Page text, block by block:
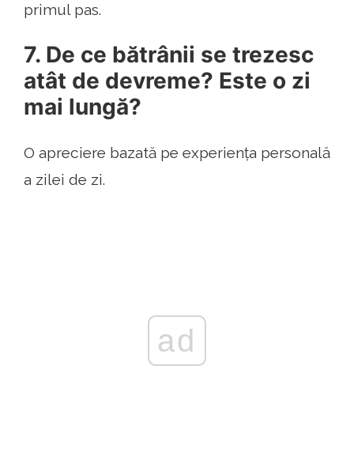
primul pas.
7. De ce bătrânii se trezesc
atât de devreme? Este o zi
mai lungă?
O apreciere bazată pe experiența personală
a zilei de zi.
ad